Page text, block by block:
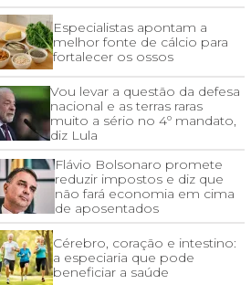
Especialistas apontam a
melhor fonte de cálcio para
fortalecer os ossos
Vou levar a questão da defesa
nacional e as terras raras
muito a sério no 4º mandato,
diz Lula
Flávio Bolsonaro promete
reduzir impostos e diz que
não fará economia em cima
de aposentados
Cérebro, coração e intestino:
a especiaria que pode
beneficiar a saúde